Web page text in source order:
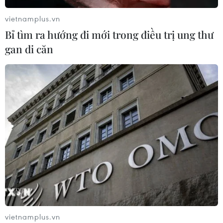
CƠ QUAN CHỦ QUẢN: THÔNG TẤN XÃ VIỆT NAM
Tổng Biên tập: TRẦN TIẾN DUẨN
Phó Tổng Biên tập: NGUYỄN THỊ TÁM, KHÚC THANH
THỦY
Sở hữu trí tuệ
Quy định sử dụng
RSS
Hỗ trợ
Ngôn ngữ
TTXVN
Dịch vụ tin
Quảng cáo
Liên hệ
vietnamplus.vn
Bỉ tìm ra hướng đi mới trong điều trị ung thư
gan di căn
vietnamplus.vn